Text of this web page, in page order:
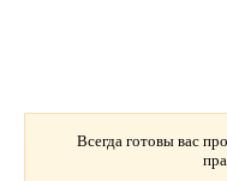
Всегда готовы вас